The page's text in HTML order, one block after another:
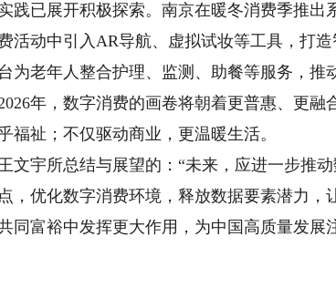
已展开积极探索。南京在暖冬消费季推出
活动中引入AR导航、虚拟试妆等工具，打
为老年人整合护理、监测、助餐等服务，推
年，数字消费的画卷将朝着更普惠、更融
福祉；不仅驱动商业，更温暖生活。
宇所总结与展望的：“未来，应进一步推动
，优化数字消费环境，释放数据要素潜力
同富裕中发挥更大作用，为中国高质量发展